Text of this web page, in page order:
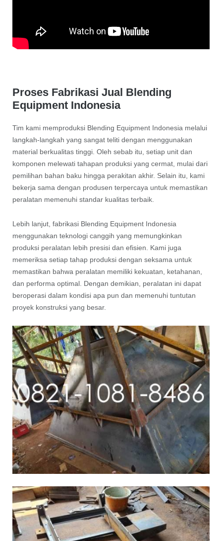
Proses Fabrikasi Jual Blending
Equipment Indonesia
Tim kami memproduksi Blending Equipment Indonesia melalui
langkah-langkah yang sangat teliti dengan menggunakan
material berkualitas tinggi. Oleh sebab itu, setiap unit dan
komponen melewati tahapan produksi yang cermat, mulai dari
pemilihan bahan baku hingga perakitan akhir. Selain itu, kami
bekerja sama dengan produsen terpercaya untuk memastikan
peralatan memenuhi standar kualitas terbaik.
Lebih lanjut, fabrikasi Blending Equipment Indonesia
menggunakan teknologi canggih yang memungkinkan
produksi peralatan lebih presisi dan efisien. Kami juga
memeriksa setiap tahap produksi dengan seksama untuk
memastikan bahwa peralatan memiliki kekuatan, ketahanan,
dan performa optimal. Dengan demikian, peralatan ini dapat
beroperasi dalam kondisi apa pun dan memenuhi tuntutan
proyek konstruksi yang besar.